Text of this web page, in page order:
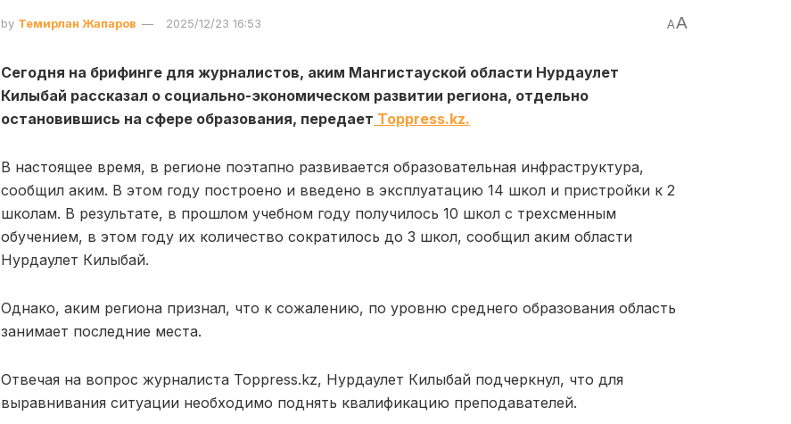
by Темирлан Жапаров 2025/12/23 16:53 AA
Сегодня на брифинге для журналистов, аким Мангистауской области Нурдаулет
Килыбай рассказал о социально-экономическом развитии региона, отдельно
остановившись на сфере образования, передает Toppress.kz.
В настоящее время, в регионе поэтапно развивается образовательная инфраструктура,
сообщил аким. В этом году построено и введено в эксплуатацию 14 школ и пристройки к 2
школам. В результате, в прошлом учебном году получилось 10 школ с трехсменным
обучением, в этом году их количество сократилось до 3 школ, сообщил аким области
Нурдаулет Килыбай.
Однако, аким региона признал, что к сожалению, по уровню среднего образования область
занимает последние места.
Отвечая на вопрос журналиста Toppress.kz, Нурдаулет Килыбай подчеркнул, что для
выравнивания ситуации необходимо поднять квалификацию преподавателей.